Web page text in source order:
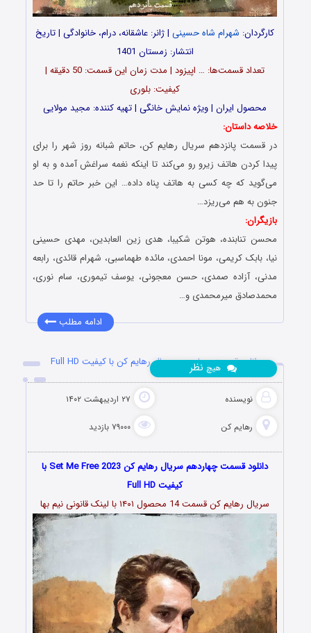
کارگردان: شهرام شاه حسینی | ژانر: عاشقانه، درام، خانوادگی | تاریخ
انتشار: زمستان 1401
تعداد قسمت‌ها: … اپیزود | مدت زمان این قسمت: 50 دقیقه |
کیفیت: بلوری
محصول ایران | ویژه نمایش خانگی | تهیه کننده: مجید مولایی
خلاصه داستان:
در قسمت پانزدهم سریال رهایم کن، حاتم شبانه روز شهر را برای
پیدا کردن هاتف زیرو رو می‌کند تا اینکه نغمه سراغش آمده و به او
می‌گوید که چه کسی به هاتف پناه داده… این خبر حاتم را تا حد
جنون به هم می‌ریزد…
بازیگران:
محسن تنابنده، هوتن شکیبا، هدی زین العابدین، مهدی حسینی
نیا، بابک کریمی، مونا احمدی، مائده طهماسبی، شهرام قائدی، رابعه
مدنی، آزاده صمدی، حسن معجونی، یوسف تیموری، سام نوری،
محمدصادق میرمحمدی و…
ادامه مطلب
دانلود قسمت چهاردهم سریال رهایم کن با کیفیت Full HD
نویسنده ۲۷ اردیبهشت ۱۴۰۲
رهایم کن ۷۹۰۰۰ بازدید
هیچ نظر
دانلود قسمت چهاردهم سریال رهایم کن Set Me Free 2023 با
کیفیت Full HD
سریال رهایم کن قسمت 14 محصول ۱۴۰۱ با لینک قانونی نیم بها